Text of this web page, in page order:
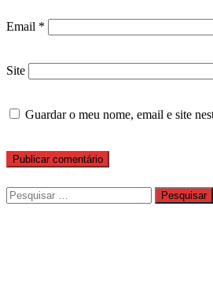
Email *
Site
Guardar o meu nome, email e site
Pesquisar
por: